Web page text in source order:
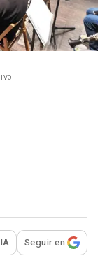
para
IA Seguir en